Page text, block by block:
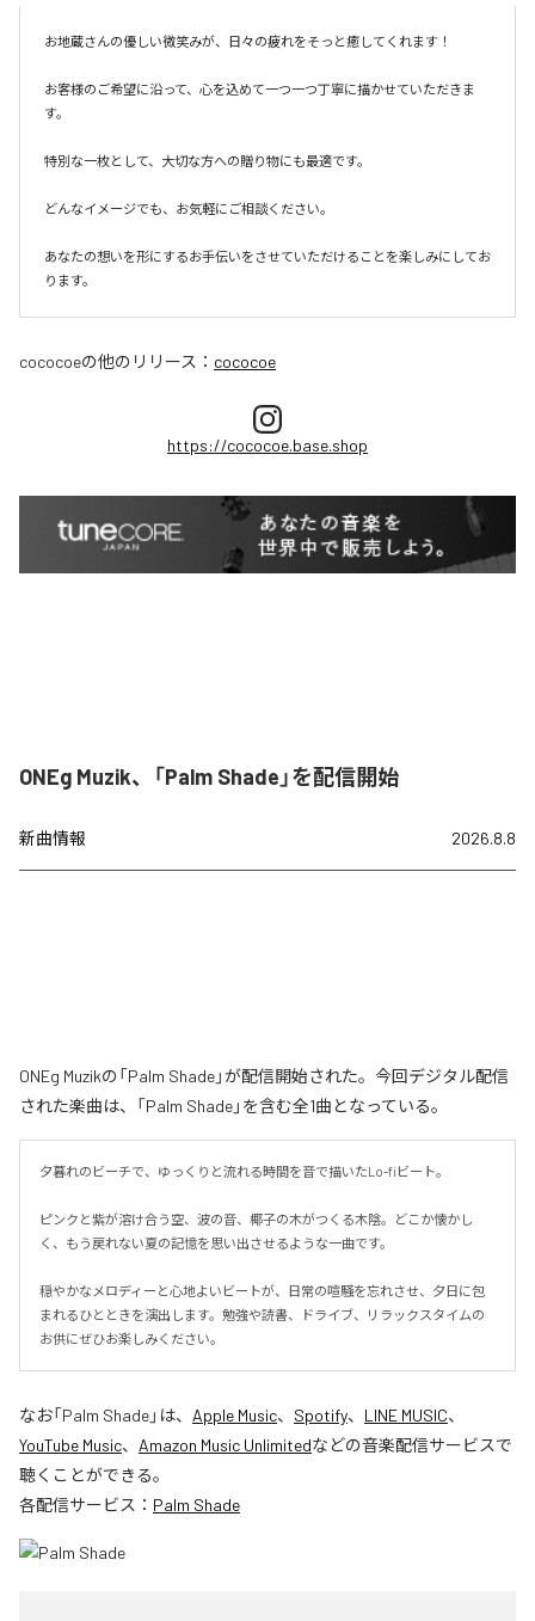
お地蔵さんの優しい微笑みが、日々の疲れをそっと癒してくれます！
お客様のご希望に沿って、心を込めて一つ一つ丁寧に描かせていただきま
す。
特別な一枚として、大切な方への贈り物にも最適です。
どんなイメージでも、お気軽にご相談ください。
あなたの想いを形にするお手伝いをさせていただけることを楽しみにしてお
ります。
cococoeの他のリリース： cococoe
https://cococoe.base.shop
ONEg Muzik、「Palm Shade」を配信開始
新曲情報 2026.8.8
ONEg Muzikの「Palm Shade」が配信開始された。今回デジタル配信
された楽曲は、「Palm Shade」を含む全1曲となっている。
夕暮れのビーチで、ゆっくりと流れる時間を音で描いたLo-fiビート。
ピンクと紫が溶け合う空、波の音、椰子の木がつくる木陰。どこか懐かし
く、もう戻れない夏の記憶を思い出させるような一曲です。
穏やかなメロディーと心地よいビートが、日常の喧騒を忘れさせ、夕日に包
まれるひとときを演出します。勉強や読書、ドライブ、リラックスタイムの
お供にぜひお楽しみください。
なお「Palm Shade」は、 Apple Music、 Spotify、 LINE MUSIC、
YouTube Music、 Amazon Music Unlimitedなどの音楽配信サービスで
聴くことができる。
各配信サービス： Palm Shade